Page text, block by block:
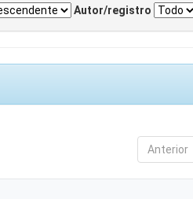
Autor/registro
Anterior